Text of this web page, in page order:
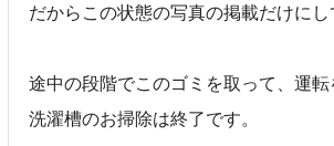
だからこの状態の写真の掲載だけにし
途中の段階でこのゴミを取って、運転
洗濯槽のお掃除は終了です。